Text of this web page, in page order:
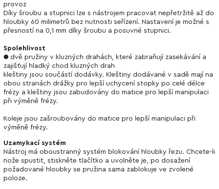
provoz
Díky šroubu a stupnici lze s nástrojem pracovat nepřetržitě až do
hloubky 60 milimetrů bez nutnosti seřízení. Nastavení je možné s
přesností na 0,1 mm díky šroubu a posuvné stupnici.
Spolehlivost
● dvě pružiny v kluzných drahách, které zabraňují zasekávání a
zajišťují hladký chod kluzných drah
kleštiny jsou součástí dodávky. Kleštiny dodávané v sadě mají na
obou stranách drážky pro lepší uchycení stopky po celé délce
frézy a kleštiny jsou zabudovány do matice pro lepší manipulaci
při výměně frézy.
Koleje jsou zašroubovány do matice pro lepší manipulaci při
výměně frézy.
Uzamykací systém
Nástroj má oboustranný systém blokování hloubky řezu. Chcete-li
nože spustit, stiskněte tlačítko a uvolněte je, po dosažení
požadované hloubky se pružina sama zablokuje ve zvolené
poloze.